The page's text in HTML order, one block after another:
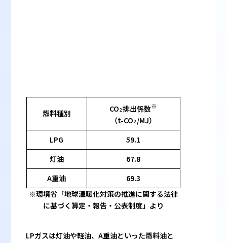
燃料種別 CO2排出係数※
（t-CO2 /MJ）
LPG
59.1
灯油
67.8
A重油
69.3
※環境省「地球温暖化対策の推進に関する法律
に基づく算定・報告・公表制度」より
LPガスは灯油や軽油、A重油といった燃料油と